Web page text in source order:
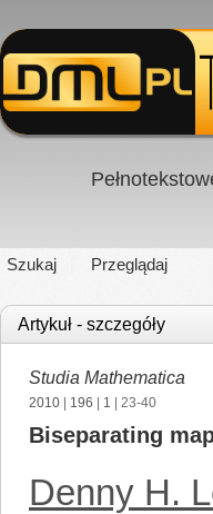
Szukaj Przeglądaj
Artykuł - szczegóły
Studia Mathematica
2010 196 1 | 23-40
Biseparating
Denny H.